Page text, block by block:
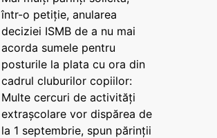
într-o petiție, anularea
deciziei ISMB de a nu mai
acorda sumele pentru
posturile la plata cu ora din
cadrul cluburilor copiilor:
Multe cercuri de activități
extrașcolare vor dispărea de
la 1 septembrie, spun părinții